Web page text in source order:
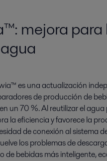
mejora para
es una actualización
de producción de
un 70 %. Al reutilizar el
la eficiencia y favorece la
de conexión al sistema
los problemas de
de bebidas más inteligente,